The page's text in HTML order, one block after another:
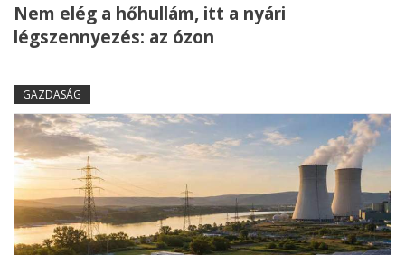
Nem elég a hőhullám, itt a nyári
légszennyezés: az ózon
GAZDASÁG